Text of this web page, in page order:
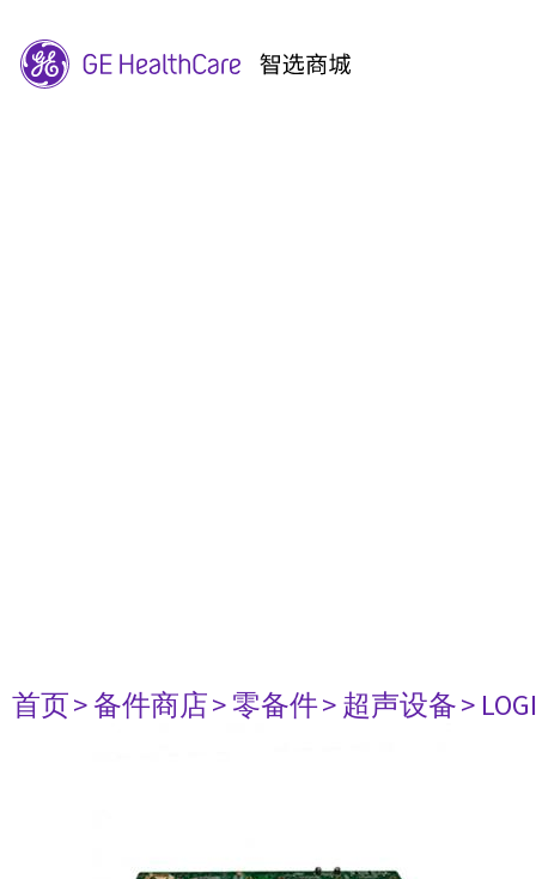
首页> 备件商店> 零备件> 超声设备>